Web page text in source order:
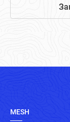
MESH